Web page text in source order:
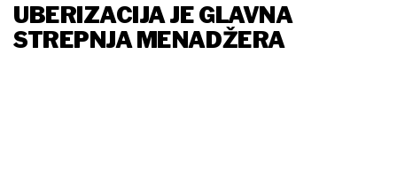
UBERIZACIJA JE GLAVNA
STREPNJA MENADŽERA